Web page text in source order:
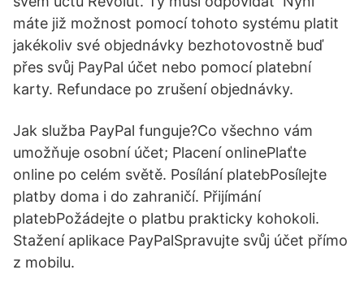
máte již možnost pomocí tohoto systému platit
jakékoliv své objednávky bezhotovostně buď
přes svůj PayPal účet nebo pomocí platební
karty. Refundace po zrušení objednávky.
Jak služba PayPal funguje?Co všechno vám
umožňuje osobní účet; Placení onlinePlaťte
online po celém světě. Posílání platebPosílejte
platby doma i do zahraničí. Přijímání
platebPožádejte o platbu prakticky kohokoli.
Stažení aplikace PayPalSpravujte svůj účet přímo
z mobilu.